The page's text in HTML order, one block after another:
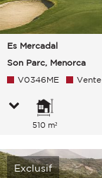
Es Mercadal
Son Parc, Menorca
V0346ME Vente
510 m²
Exclusif